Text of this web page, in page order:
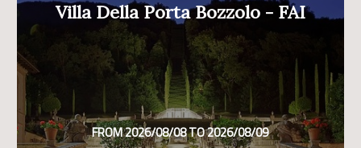
Villa Della Porta Bozzolo - FAI
FROM 2026/08/08 TO 2026/08/09